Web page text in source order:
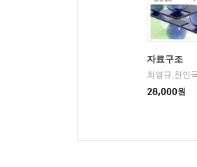
자료구조
최영규,천인
28,000원